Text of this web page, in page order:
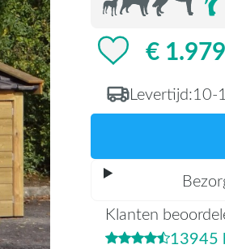
€
Levertijd:10-
Klanten
13945